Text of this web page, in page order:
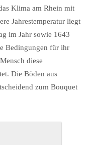
Klima am Rhein mit
Jahrestemperatur liegt
im Jahr sowie 1643
Bedingungen für ihr
diese
Die Böden aus
zum Bouquet